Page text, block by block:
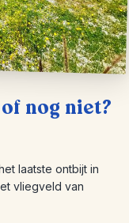
nog niet?
laatste ontbijt in
vliegveld van